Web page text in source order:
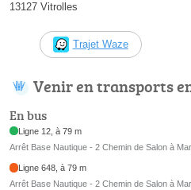
13127 Vitrolles
Trajet Waze
Venir en transports
En bus
Ligne 12, à 79 m
Arrêt Base Nautique - 2 Chemin de Salon à
Ligne 648, à 79 m
Arrêt Base Nautique - 2 Chemin de Salon à